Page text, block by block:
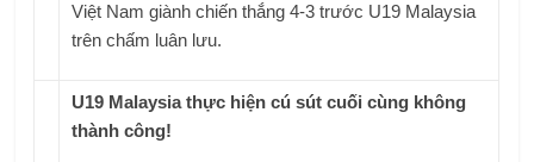
Việt Nam giành chiến thắng 4-3 trước U19 Malaysia
trên chấm luân lưu.
U19 Malaysia thực hiện cú sút cuối cùng không
thành công!